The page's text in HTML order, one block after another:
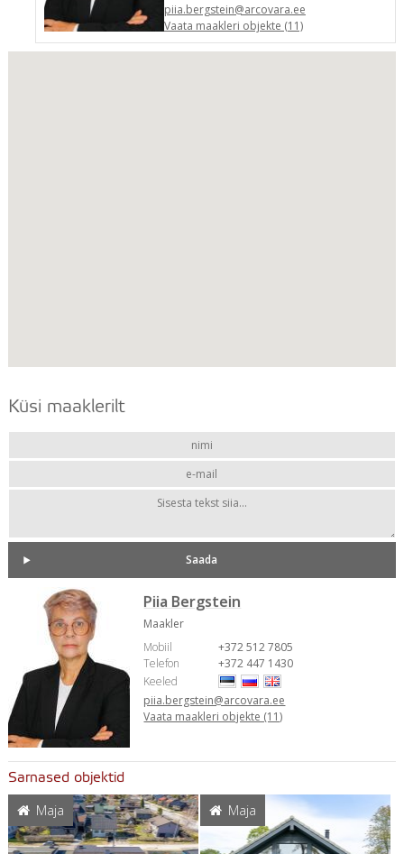
piia.bergstein@arcovara.ee
Vaata maakleri objekte (11)
Küsi maaklerilt
Piia Bergstein
Maakler
Mobiil
+372 512 7805
Telefon
+372 447 1430
Keeled
piia.bergstein@arcovara.ee
Vaata maakleri objekte (11)
Sarnased objektid
Maja Maja